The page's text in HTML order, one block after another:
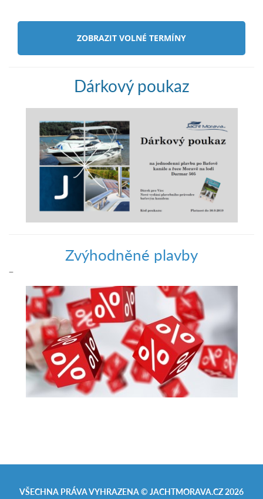
ZOBRAZIT VOLNÉ TERMÍNY
Dárkový poukaz
Zvýhodněné plavby
–
VŠECHNA PRÁVA VYHRAZENA © JACHTMORAVA.CZ2026